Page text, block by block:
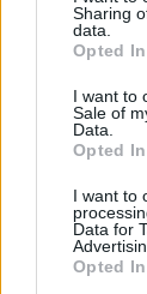
downstream
by us to third
Downstream
further
Sharing
data.
Opted In
I want to
Sale of
Data.
Opted In
I want to
Data for
Opted In
Redazione